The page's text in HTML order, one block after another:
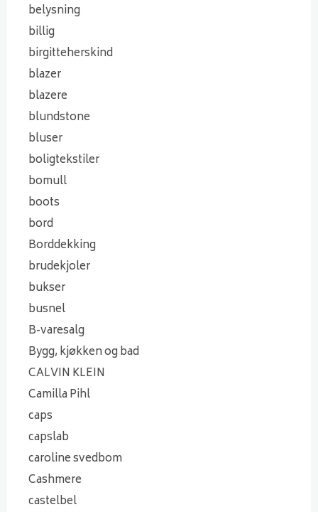
belysning
billig
birgitteherskind
blazer
blazere
blundstone
bluser
boligtekstiler
bomull
boots
bord
Borddekking
brudekjoler
bukser
busnel
B-varesalg
Bygg, kjøkken og bad
CALVIN KLEIN
Camilla Pihl
caps
capslab
caroline svedbom
Cashmere
castelbel